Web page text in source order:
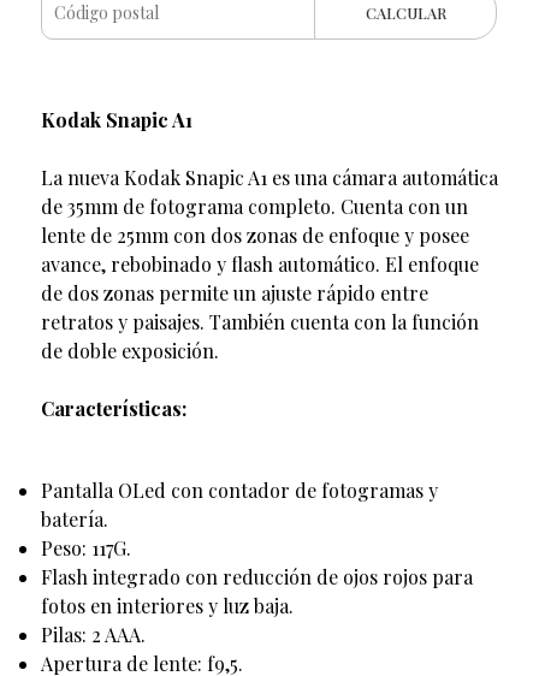
CALCULAR
Kodak Snapic A1
La nueva Kodak Snapic A1 es una cámara automática
de 35mm de fotograma completo. Cuenta con un
lente de 25mm con dos zonas de enfoque y posee
avance, rebobinado y flash automático. El enfoque
de dos zonas permite un ajuste rápido entre
retratos y paisajes. También cuenta con la función
de doble exposición.
Características:
Pantalla OLed con contador de fotogramas y
batería.
Peso: 117G.
Flash integrado con reducción de ojos rojos para
fotos en interiores y luz baja.
Pilas: 2 AAA.
Apertura de lente: f9,5.